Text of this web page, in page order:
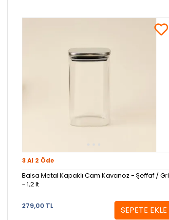
3 Al 2 Öde
Balsa Metal Kapaklı Cam Kavanoz - Şeffaf / Gri
- 1,2 lt
279,00 TL SEPETE EKLE